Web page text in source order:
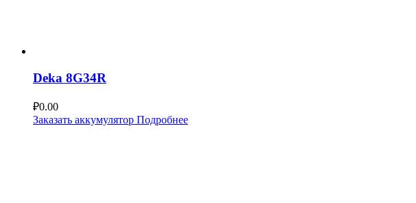
Deka 8G34R
₽0.00
Заказать аккумулятор Подробнее